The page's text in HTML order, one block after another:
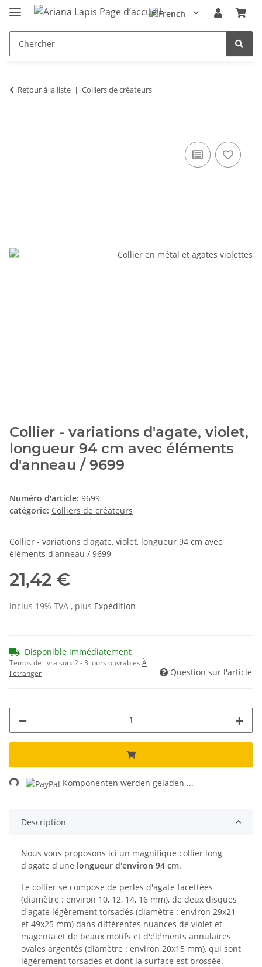
Retour à la liste Colliers de créateurs
Collier - variations d'agate, violet,
longueur 94 cm avec éléments
d'anneau / 9699
Numéro d'article: 9699
catégorie: Colliers de créateurs
Collier - variations d'agate, violet, longueur 94 cm avec
éléments d'anneau / 9699
21,42 €
inclus 19% TVA , plus Expédition
Disponible immédiatement
Temps de livraison:2 - 3 jours ouvrables À
l'étranger
Question sur l'article
Komponenten werden geladen ...
Description
Nous vous proposons ici un magnifique collier long
d'agate d'une longueur d'environ 94 cm.
Le collier se compose de perles d'agate facettées
(diamètre : environ 10, 12, 14, 16 mm), de deux disques
d'agate légèrement torsadés (diamètre : environ 29x21
et 49x25 mm) dans différentes nuances de violet et
magenta et de beaux motifs et d'éléments annulaires
ovales argentés (diamètre : environ 20x15 mm), qui sont
légèrement torsadés et dont la surface est brossée.